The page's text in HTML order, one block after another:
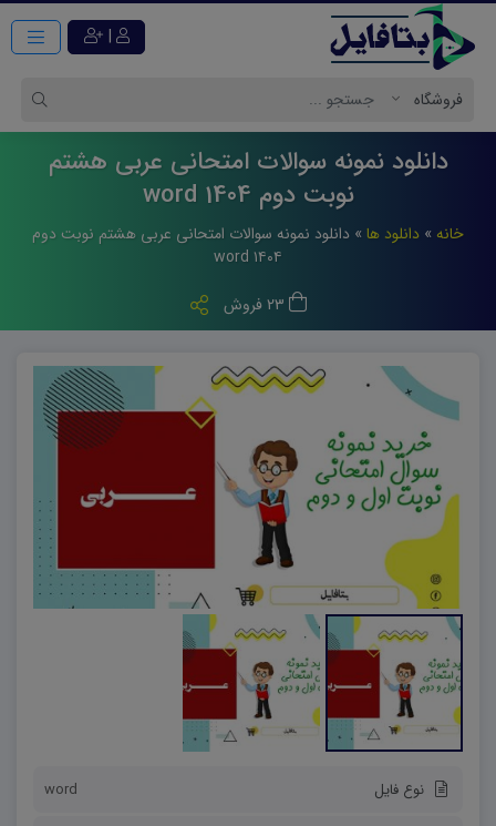
|
دانلود نمونه سوالات امتحانی عربی هشتم
نوبت دوم 1404 word
خانه » دانلود ها » دانلود نمونه سوالات امتحانی عربی هشتم نوبت دوم
۱۴۰۴ word
نوع فایل word